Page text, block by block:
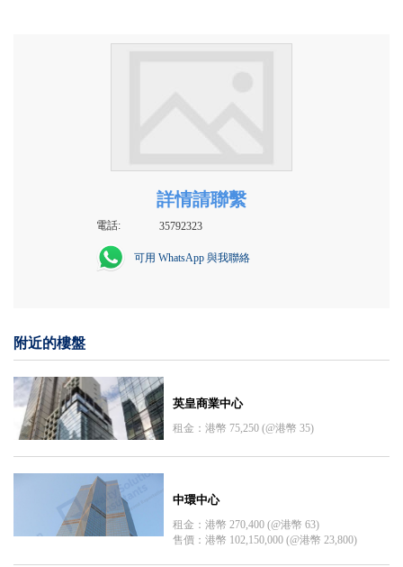
詳情請聯繫
電話: 35792323
可用 WhatsApp 與我聯絡
附近的樓盤
英皇商業中心
租金：港幣 75,250 (@港幣 35)
中環中心
租金：港幣 270,400 (@港幣 63)
售價：港幣 102,150,000 (@港幣 23,800)